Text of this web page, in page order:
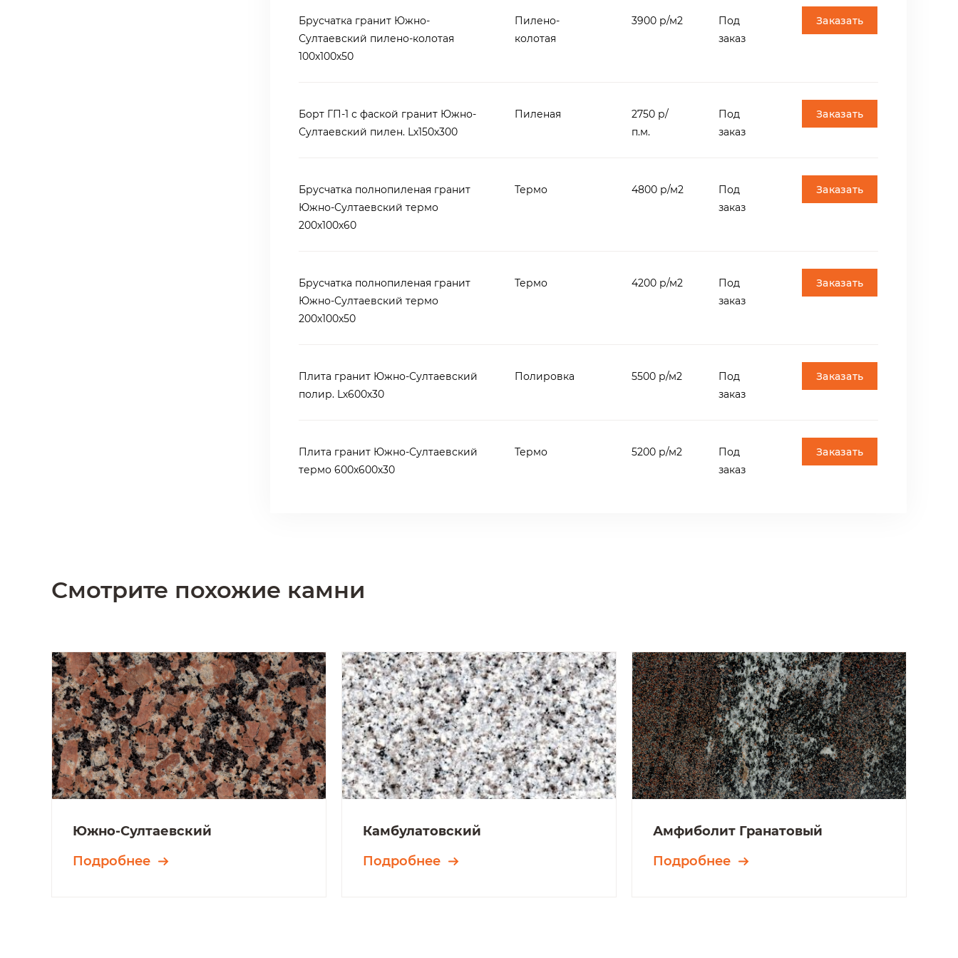
Брусчатка гранит Южно-
Султаевский пилено-колотая
100х100х50
Пилено-
колотая
3900 р/м2
Под
заказ
Заказать
Борт ГП-1 с фаской гранит Южно-
Султаевский пилен. Lх150х300
Пиленая
2750 р/
п.м.
Под
заказ
Заказать
Брусчатка полнопиленая гранит
Южно-Султаевский термо
200х100х60
Термо 4800 р/м2
Под
заказ
Заказать
Брусчатка полнопиленая гранит
Южно-Султаевский термо
200х100х50
Термо 4200 р/м2
Под
заказ
Заказать
Плита гранит Южно-Султаевский
полир. Lх600х30
Полировка 5500 р/м2
Под
заказ
Заказать
Плита гранит Южно-Султаевский
термо 600х600х30
Термо 5200 р/м2
Под
заказ
Заказать
Смотрите похожие камни
Южно-Султаевский
Подробнее
Камбулатовский
Подробнее
Амфиболит Гранатовый
Подробнее